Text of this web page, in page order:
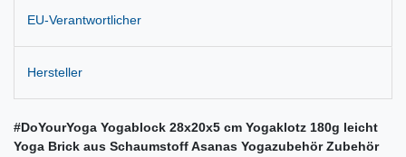
EU-Verantwortlicher
Hersteller
#DoYourYoga Yogablock 28x20x5 cm Yogaklotz 180g leicht
Yoga Brick aus Schaumstoff Asanas Yogazubehör Zubehör